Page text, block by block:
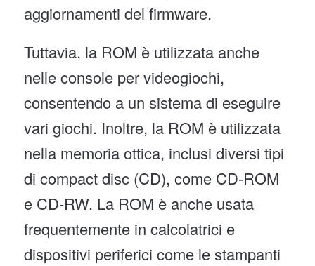
aggiornamenti del firmware.
Tuttavia, la ROM è utilizzata anche
nelle console per videogiochi,
consentendo a un sistema di eseguire
vari giochi. Inoltre, la ROM è utilizzata
nella memoria ottica, inclusi diversi tipi
di compact disc (CD), come CD-ROM
e CD-RW. La ROM è anche usata
frequentemente in calcolatrici e
dispositivi periferici come le stampanti